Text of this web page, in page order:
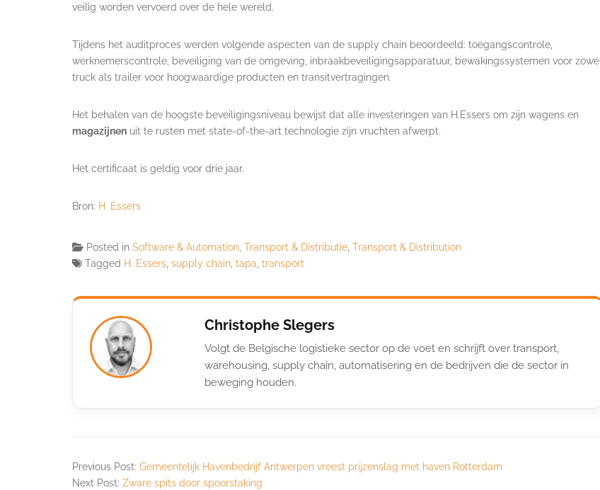
veilig worden vervoerd over de hele wereld.
Tijdens het auditproces werden volgende aspecten van de supply chain beoordeeld: toegangscontrole,
werknemerscontrole, beveiliging van de omgeving, inbraakbeveiligingsapparatuur, bewakingssystemen voor zowel
truck als trailer voor hoogwaardige producten en transitvertragingen.
Het behalen van de hoogste beveiligingsniveau bewijst dat alle investeringen van H.Essers om zijn wagens en
magazijnen uit te rusten met state-of-the-art technologie zijn vruchten afwerpt.
Het certificaat is geldig voor drie jaar.
Bron: H. Essers
Posted in Software & Automation Transport & Distributie Transport & Distribution
Tagged H. Essers supply chain tapa transport
Christophe Slegers
Volgt de Belgische logistieke sector op de voet en schrijft over transport,
warehousing, supply chain, automatisering en de bedrijven die de sector in
beweging houden.
Previous Post: Gemeentelijk Havenbedrijf Antwerpen vreest prijzenslag met haven Rotterdam
Next Post: Zware spits door spoorstaking